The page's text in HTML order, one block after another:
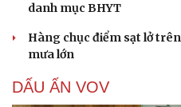
danh mục BHYT
Hàng chục điểm sạt lở
mưa lớn
DẤU ẤN VOV